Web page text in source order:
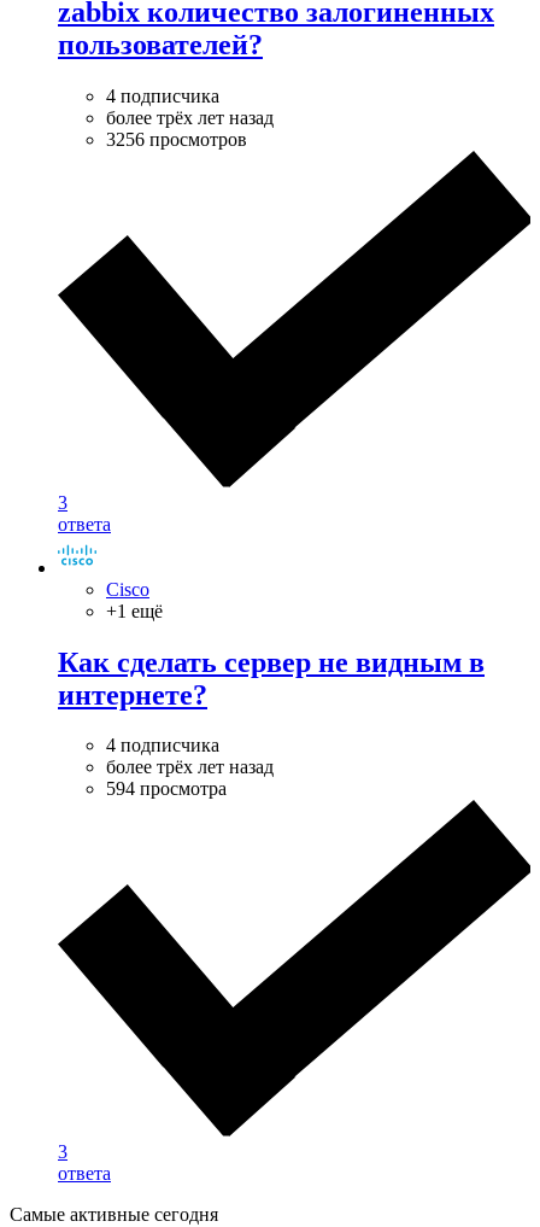
zabbix количество залогиненных
пользователей?
4 подписчика
более трёх лет назад
3256 просмотров
3
ответа
Cisco
+1 ещё
Как сделать сервер не видным в
интернете?
4 подписчика
более трёх лет назад
594 просмотра
3
ответа
Самые активные сегодня